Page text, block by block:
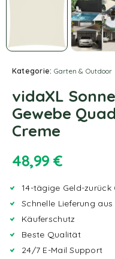
Kategorie: Garten & Outdoor
vidaXL
Gewebe
Creme
48,99 €
14-tägige Geld-zurück
Schnelle Lieferung
Käuferschutz
Beste Qualität
24/7 E-Mail Support